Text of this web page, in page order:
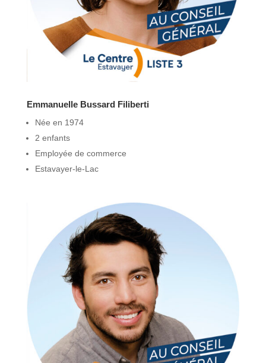
Emmanuelle Bussard Filiberti
Née en 1974
2 enfants
Employée de commerce
Estavayer-le-Lac